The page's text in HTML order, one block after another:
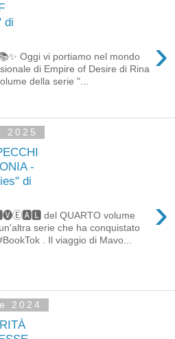
di
›
Oggi vi portiamo nel mondo
di Empire of Desire di Rina
della serie "...
2025
-
di
›
del QUARTO volume
serie che ha conquistato
. Il viaggio di Mavo...
2024